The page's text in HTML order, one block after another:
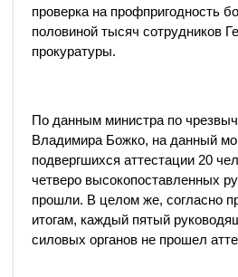
проверка на профпригодность
половиной тысяч сотрудников
прокуратуры.
По данным министра по
Владимира Божко, на данный
подвергшихся аттестации 20
четверо высокопоставленных
прошли. В целом же, согласно
итогам, каждый пятый
силовых органов не прошел